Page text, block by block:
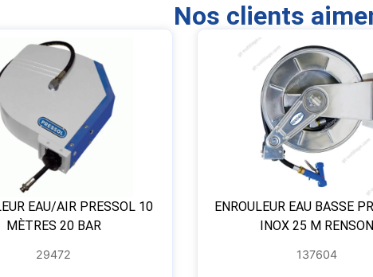
Nos clients
EAU/AIR PRESSOL 10
MÈTRES 20 BAR
29472
ENROULEUR EAU BASSE
INOX 25 M RENSON
137604